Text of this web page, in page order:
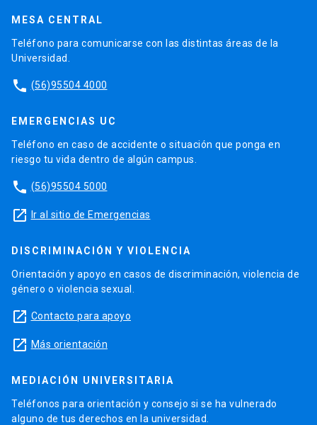
MESA CENTRAL
Teléfono para comunicarse con las distintas áreas de la
Universidad.
phone (56)95504 4000
EMERGENCIAS UC
Teléfono en caso de accidente o situación que ponga en
riesgo tu vida dentro de algún campus.
phone (56)95504 5000
launch Ir al sitio de Emergencias
DISCRIMINACIÓN Y VIOLENCIA
Orientación y apoyo en casos de discriminación, violencia de
género o violencia sexual.
launch Contacto para apoyo
launch Más orientación
MEDIACIÓN UNIVERSITARIA
Teléfonos para orientación y consejo si se ha vulnerado
alguno de tus derechos en la universidad.